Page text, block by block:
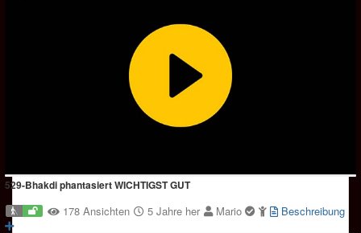
529-Bhakdi phantasiert WICHTIGST GUT
178 Ansichten 5 Jahre her Mario Beschreibung